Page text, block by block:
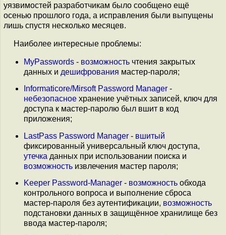
уязвимостей разработчикам было сообщено ещё
осенью прошлого года, а исправления были выпущены
лишь спустя несколько месяцев.
Наиболее интересные проблемы:
MyPasswords - возможность чтения закрытых
данных и дешифрования мастер-пароля;
Informaticore/Mirsoft Password Manager -
небезопасное хранение учётных записей, ключ для
доступа к мастер-паролю был вшит в код
приложения;
LastPass Password Manager - вшитый
фиксированный универсальный ключ доступа,
утечка данных при использовании поиска и
возможность извлечения мастер пароля;
Keeper Password-Manager - возможность обхода
контрольного вопроса и выполнение сброса
мастер-пароля без аутентификации, возможность
подстановки данных в защищённое хранилище без
ввода мастер-пароля;